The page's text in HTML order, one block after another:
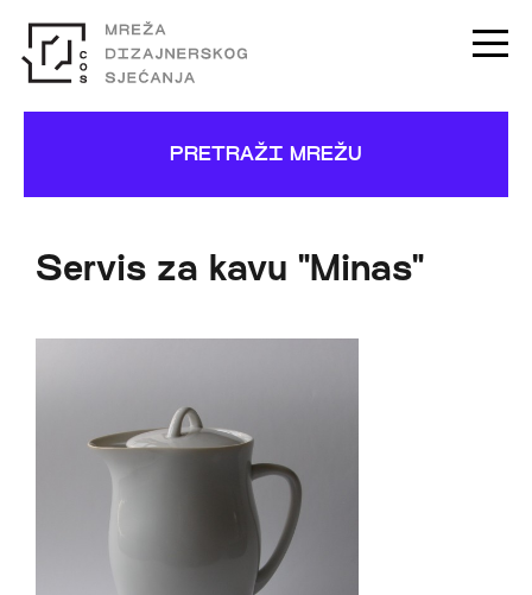
PRETRAŽI MREŽU
Servis za kavu "Minas"